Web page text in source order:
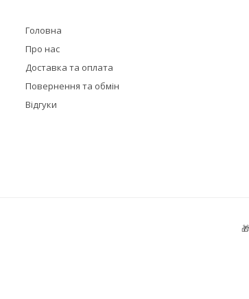
Головна
Про нас
Доставка та оплата
Повернення та обмін
Відгуки